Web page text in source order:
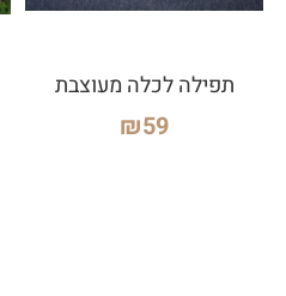
תפילה לכלה מעוצבת
₪59